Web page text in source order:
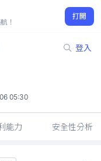
！
打開
登入
05:30
能力 安全性分析